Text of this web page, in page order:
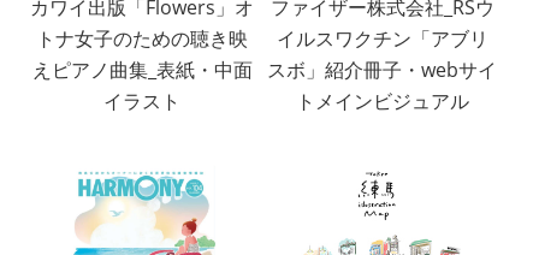
カワイ出版「Flowers」オ
トナ女子のための聴き映
えピアノ曲集_表紙・中面
イラスト
ファイザー株式会社_RSウ
イルスワクチン「アブリ
スボ」紹介冊子・webサイ
トメインビジュアル